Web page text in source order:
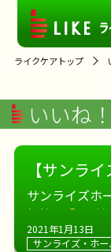
ライクケアトップ
いいね
【サンラ
う門には福
サンライズホ
福笑い
個
今年もたくさ
2021年1月13日
サンライズ・ホ